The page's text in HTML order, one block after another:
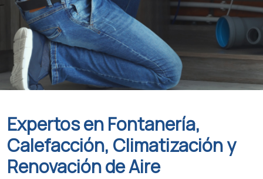
Expertos en Fontanería,
Calefacción, Climatización y
Renovación de Aire